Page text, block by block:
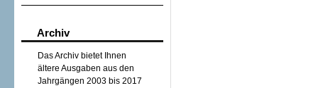
Archiv
Das Archiv bietet Ihnen
ältere Ausgaben aus den
Jahrgängen 2003 bis 2017